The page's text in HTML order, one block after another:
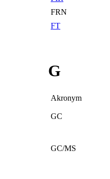
FRN
FT
G
Akronym
GC
GC/MS